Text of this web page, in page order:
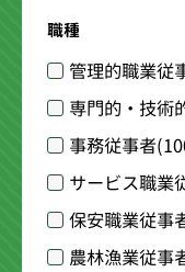
職種
管理的職業従
専門的・技術
事務従事者
サービス職業
保安職業従事
農林漁業従事